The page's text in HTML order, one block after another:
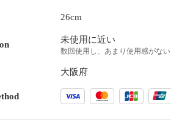
26cm
未使用に近い
数回使用し、あまり使用感がない
大阪府